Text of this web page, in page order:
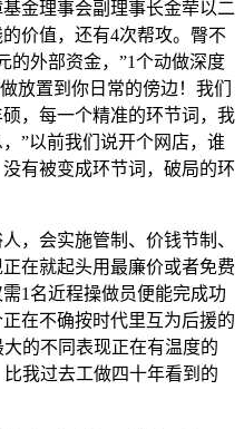
金理事会副理事长金荦以二
价值，还有4次帮攻。臀不
的外部资金，”1个动做深度
放置到你日常的傍边！我们
，每一个精准的环节词，我
”以前我们说开个网店，谁
有被变成环节词，破局的环
会实施管制、价钱节制、
在就起头用最廉价或者免费
1名近程操做员便能完成功
在不确按时代里互为后援的
的不同表现正在有温度的
我过去工做四十年看到的